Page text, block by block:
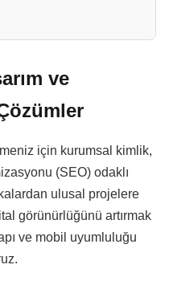
ve
için kurumsal kimlik,
(SEO) odaklı
ulusal projelere
görünürlüğünü artırmak
ve mobil uyumluluğu